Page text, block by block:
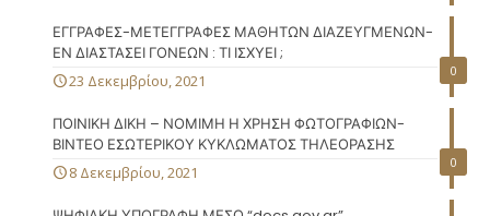
0
ΕΓΓΡΑΦΕΣ-ΜΕΤΕΓΓΡΑΦΕΣ ΜΑΘΗΤΩΝ ΔΙΑΖΕΥΓΜΕΝΩΝ-
ΕΝ ΔΙΑΣΤΑΣΕΙ ΓΟΝΕΩΝ : ΤΙ ΙΣΧΥΕΙ ;
23 Δεκεμβρίου, 2021
0
ΠΟΙΝΙΚΗ ΔΙΚΗ – ΝΟΜΙΜΗ Η ΧΡΗΣΗ ΦΩΤΟΓΡΑΦΙΩΝ-
ΒΙΝΤΕΟ ΕΣΩΤΕΡΙΚΟΥ ΚΥΚΛΩΜΑΤΟΣ ΤΗΛΕΟΡΑΣΗΣ
8 Δεκεμβρίου, 2021